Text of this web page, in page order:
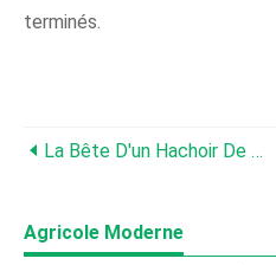
terminés.
La Bête D'un Hachoir De New Holland
Agricole Moderne